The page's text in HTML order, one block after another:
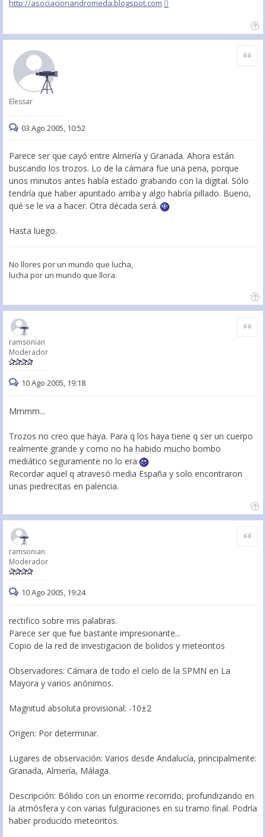
http://asociacionandromeda.blogspot.com
Elessar
Citar
03 Ago 2005, 10:52
Parece ser que cayó entre Almería y Granada. Ahora están
buscando los trozos. Lo de la cámara fue una pena, porque
unos minutos antes había estado grabando con la digital. Sólo
tendría que haber apuntado arriba y algo habría pillado. Bueno,
qué se le va a hacer. Otra década será.
Hasta luego.
No llores por un mundo que lucha,
lucha por un mundo que llora.
ramsonian
Moderador
Citar
10 Ago 2005, 19:18
Mmmm...
Trozos no creo que haya. Para q los haya tiene q ser un cuerpo
realmente grande y como no ha habido mucho bombo
mediático seguramente no lo era
Recordar aquel q atravesó media España y solo encontraron
unas piedrecitas en palencia.
ramsonian
Moderador
Citar
10 Ago 2005, 19:24
rectifico sobre mis palabras.
Parece ser que fue bastante impresionante...
Copio de la red de investigacion de bolidos y meteoritos
Observadores: Cámara de todo el cielo de la SPMN en La
Mayora y varios anónimos.
Magnitud absoluta provisional: -10±2
Origen: Por determinar.
Lugares de observación: Varios desde Andalucía, principalmente:
Granada, Almería, Málaga.
Descripción: Bólido con un enorme recorrido, profundizando en
la atmósfera y con varias fulguraciones en su tramo final. Podría
haber producido meteoritos.